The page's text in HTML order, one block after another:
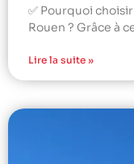
✅ Pourquoi
Rouen ? Grâce à
Lire la suite »